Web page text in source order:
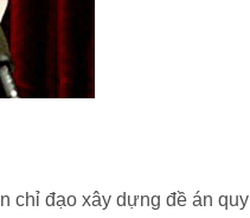
chỉ đạo xây dựng đề án quy